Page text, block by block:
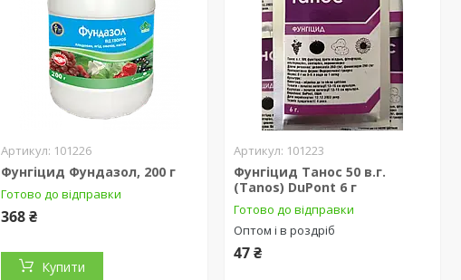
101226
Фунгіцид Фундазол, 200 г
Готово до відправки
368 ₴
Купити
101223
Фунгіцид Танос 50 в.г.
(Tanos) DuPont 6 г
Готово до відправки
Оптом і в роздріб
47 ₴